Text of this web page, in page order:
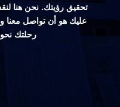
تحقيق رؤيتك. نحن هنا
عليك هو أن تواصل معنا
رحلتك